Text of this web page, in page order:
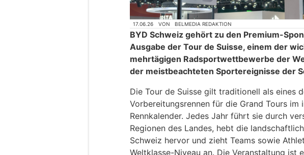
17.06.26 VON BELMEDIA REDAKTION
BYD Schweiz gehört zu den Premium-
Ausgabe der Tour de Suisse, einem der
mehrtägigen Radsportwettbewerbe der
der meistbeachteten Sportereignisse der
Die Tour de Suisse gilt traditionell als eines
Vorbereitungsrennen für die Grand Tours im
Rennkalender. Jedes Jahr führt sie durch
Regionen des Landes, hebt die
Schweiz hervor und zieht Teams sowie
Weltklasse-Niveau an. Die Veranstaltung ist